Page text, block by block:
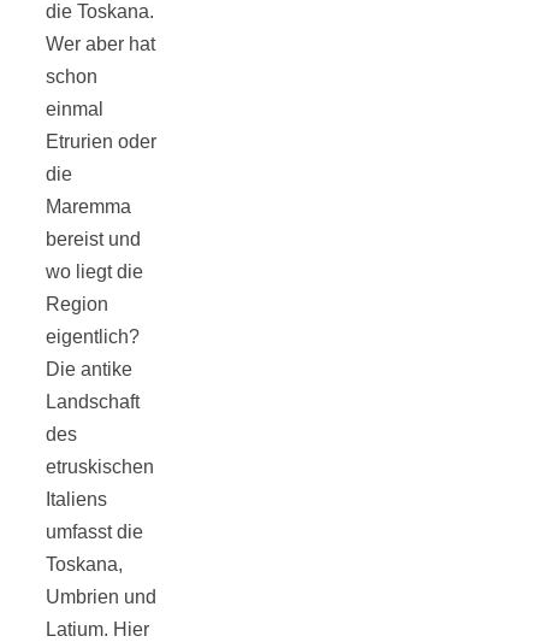
die Toskana.
Wer aber hat
schon
einmal
Etrurien oder
die
Maremma
bereist und
wo liegt die
Region
eigentlich?
Die antike
Landschaft
des
etruskischen
Italiens
umfasst die
Toskana,
Umbrien und
Latium. Hier